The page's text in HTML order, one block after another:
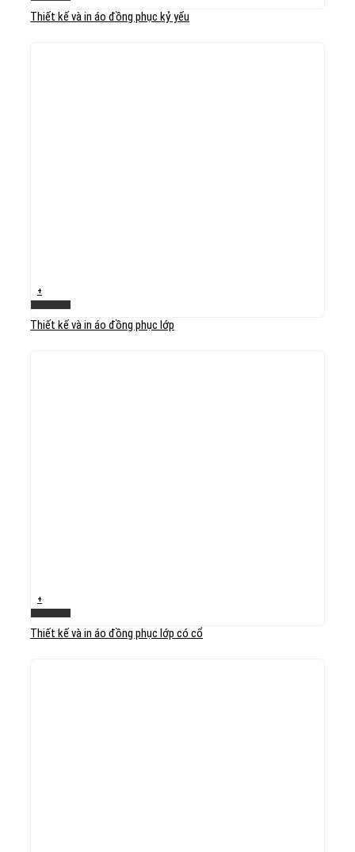
Thiết kế và in áo đồng phục kỷ yếu
+
Thiết kế và in áo đồng phục lớp
+
Thiết kế và in áo đồng phục lớp có cổ